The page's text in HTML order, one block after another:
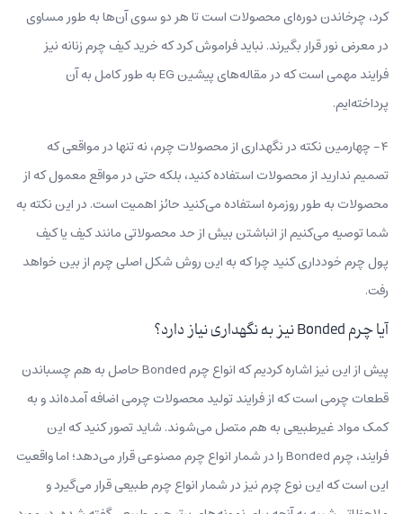
کرد، چرخاندن دوره‌ای محصولات است تا هر دو سوی آن‌ها به طور مساوی
در معرض نور قرار بگیرند. نباید فراموش کرد که خرید کیف چرم زنانه نیز
فرایند مهمی است که در مقاله‌های پیشین EG به طور کامل به آن
پرداخته‌ایم.
۴- چهارمین نکته در نگهداری از محصولات چرم، نه تنها در مواقعی که
تصمیم ندارید از محصولات استفاده کنید، بلکه حتی در مواقع معمول که از
محصولات به طور روزمره استفاده می‌کنید حائز اهمیت است. در این نکته به
شما توصیه می‌کنیم از انباشتن بیش از حد محصولاتی مانند کیف یا کیف
پول چرم خودداری کنید چرا که به این روش شکل اصلی چرم از بین خواهد
رفت.
آیا چرم Bonded نیز به نگهداری نیاز دارد؟
پیش از این نیز اشاره کردیم که انواع چرم Bonded حاصل به هم چسباندن
قطعات چرمی است که از فرایند تولید محصولات چرمی اضافه آمده‌اند و به
کمک مواد غیرطبیعی به هم متصل می‌شوند. شاید تصور کنید که این
فرایند، چرم Bonded را در شمار انواع چرم مصنوعی قرار می‌دهد؛ اما واقعیت
این است که این نوع چرم نیز در شمار انواع چرم طبیعی قرار می‌گیرد و